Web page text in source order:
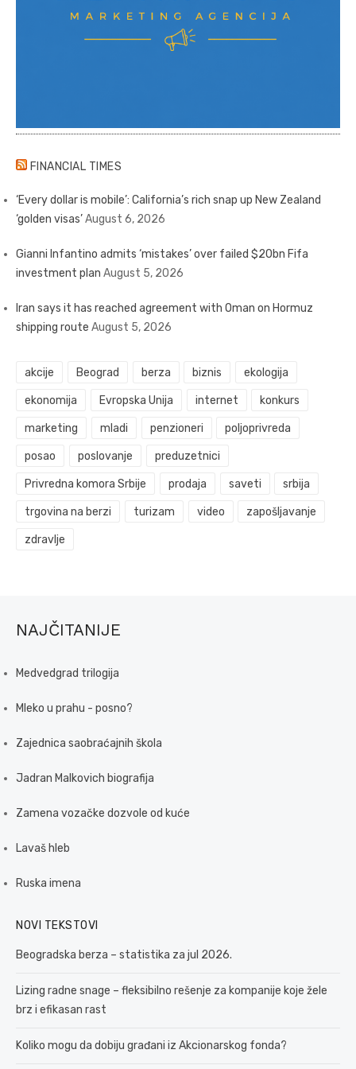
FINANCIAL TIMES
‘Every dollar is mobile’: California’s rich snap up New Zealand
‘golden visas’August 6, 2026
Gianni Infantino admits ‘mistakes’ over failed $20bn Fifa
investment plan August 5, 2026
Iran says it has reached agreement with Oman on Hormuz
shipping route August 5, 2026
akcije Beograd berza biznis ekologija
ekonomija Evropska Unija internet konkurs
marketing mladi penzioneri poljoprivreda
posao poslovanje preduzetnici
Privredna komora Srbije prodaja saveti srbija
trgovina na berzi turizam video zapošljavanje
zdravlje
NAJČITANIJE
Medvedgrad trilogija
Mleko u prahu - posno?
Zajednica saobraćajnih škola
Jadran Malkovich biografija
Zamena vozačke dozvole od kuće
Lavaš hleb
Ruska imena
NOVI TEKSTOVI
Beogradska berza – statistika za jul 2026.
Lizing radne snage – fleksibilno rešenje za kompanije koje žele
brz i efikasan rast
Koliko mogu da dobiju građani iz Akcionarskog fonda?